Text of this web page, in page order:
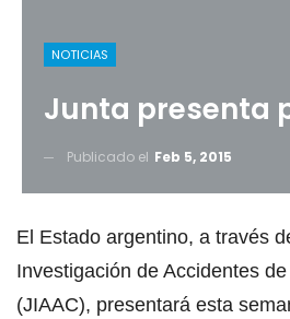
NOTICIAS
Junta presenta
Publicado el Feb 5, 2015
El Estado argentino, a través
Investigación de Accidentes
(JIAAC), presentará esta